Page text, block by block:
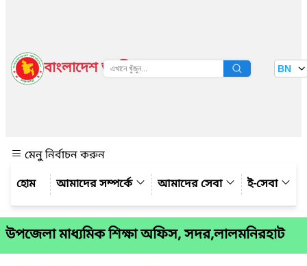
বাংলাদেশ জাতীয় তথ্য বাতায়ন BN
মেনু নির্বাচন করুন
আমাদের সম্পর্কে
আমাদের সেবা ই-সেবা
উপজেলা মাধ্যমিক শিক্ষা অফিস, সদর,লালমনিরহাট